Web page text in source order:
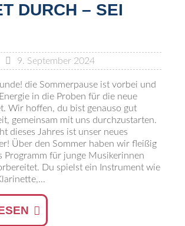
DURCH – SEI
9. September 2024
die Sommerpause ist vorbei und
in die Proben für die neue
Wir hoffen, du bist genauso gut
gemeinsam mit uns durchzustarten.
dieses Jahres ist unser neues
Über den Sommer haben wir fleißig
Programm für junge Musikerinnen
Du spielst ein Instrument wie